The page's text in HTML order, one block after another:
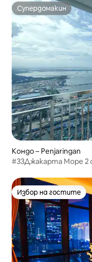
Супердомакин
Супердомакин
Кондо – Penjaringan
#33Джакарта Море 2
Избор на гостите
Избор на гостите